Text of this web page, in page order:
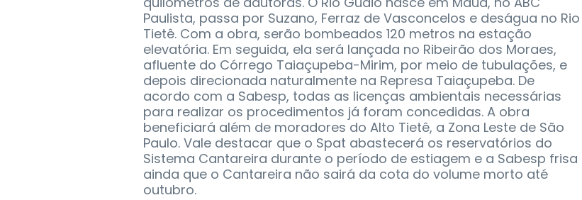
Paulista, passa por Suzano, Ferraz de Vasconcelos e deságua no Rio
Tietê. Com a obra, serão bombeados 120 metros na estação
elevatória. Em seguida, ela será lançada no Ribeirão dos Moraes,
afluente do Córrego Taiaçupeba-Mirim, por meio de tubulações, e
depois direcionada naturalmente na Represa Taiaçupeba. De
acordo com a Sabesp, todas as licenças ambientais necessárias
para realizar os procedimentos já foram concedidas. A obra
beneficiará além de moradores do Alto Tietê, a Zona Leste de São
Paulo. Vale destacar que o Spat abastecerá os reservatórios do
Sistema Cantareira durante o período de estiagem e a Sabesp frisa
ainda que o Cantareira não sairá da cota do volume morto até
outubro.